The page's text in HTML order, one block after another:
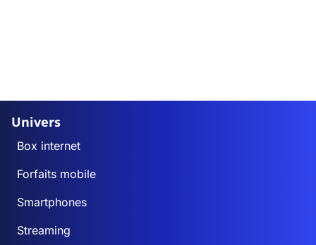
Univers
Box internet
Forfaits mobile
Smartphones
Streaming